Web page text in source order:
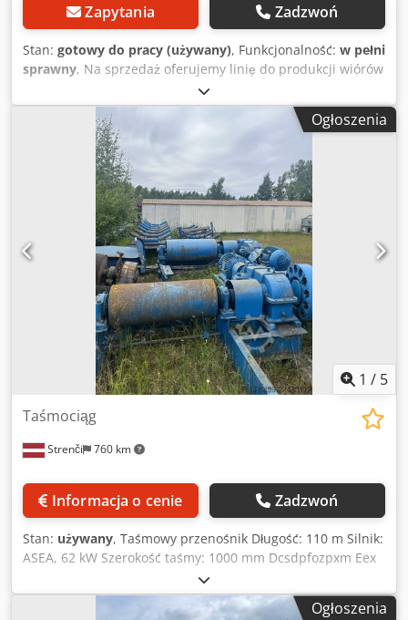
Zapytania Zadzwoń
Stan: gotowy do pracy (używany), Funkcjonalność: w pełni
sprawny, Na sprzedaż oferujemy linię do produkcji wiórów
(rozdrabniarka i odcinarka) składającą się z następujących
elementów: Dcjdpfx Aszrfkvomvek - Podajnik kłód -
Podajnik stopniowy do kłód, producent Saenger +
Massierer - Rozdzielacz - Podajnik do kłód - Centrujący
podajnik z obracaczem kłód, producent Kockums, typ 447-6
C, numer seryjny 70984 - Centrująca głowica
rozdrabniająca, producent Kockums, typ 240-12 D -
Podajnik wyjściowy z możliwością zrzucania z boku - Szafa
sterownicza i system sterowania (panel Siemens Simatic)
dla całej linii - Maksymalna średnica kłody: 50 cm Linia jest
sprzedawana z wyłączeniem jakiejkolwiek gwarancji i
odpowiedzialności za wady rzeczowe.
Ogłoszenia
1 / 5
Strenči 760 km
Taśmociąg
Informacja o cenie Zadzwoń
Stan: używany, Taśmowy przenośnik Długość: 110 m Silnik:
ASEA, 62 kW Szerokość taśmy: 1000 mm Dcsdpfozpxm Eex
Amvek Wydajność: 500–1000 m³/h Wyposażony w
częściowe zadaszenie przenośnika.
Ogłoszenia